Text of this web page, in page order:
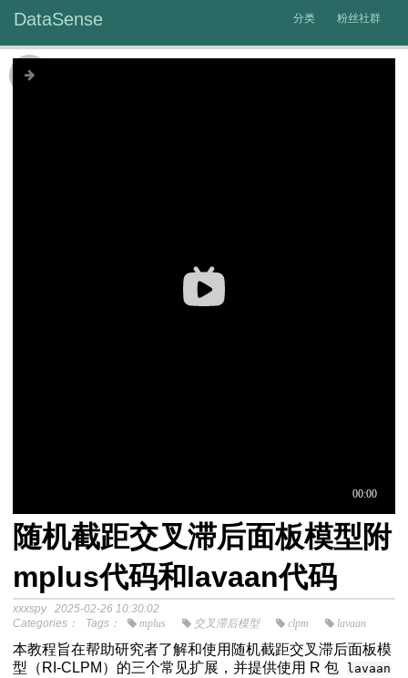
DataSense 分类 粉丝社群
介模
析SPSS视频教程
随机截距交叉滞后面板模型附
mplus代码和lavaan代码
xxxspy
2025-02-26 10:30:02
Categories：
Tags： mplus 交叉滞后模型 clpm lavaan
本教程旨在帮助研究者了解和使用随机截距交叉滞后面板模
型（RI-CLPM）的三个常见扩展，并提供使用 R 包
lavaan